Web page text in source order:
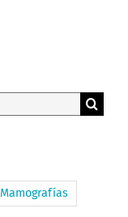
Mamografías